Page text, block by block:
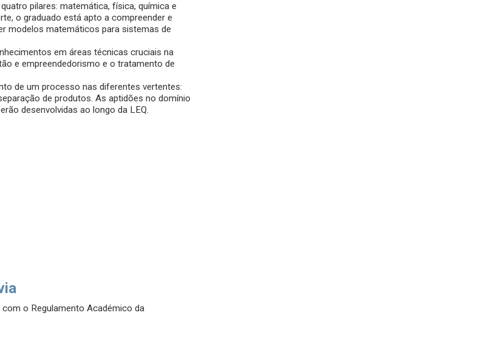
pilares: matemática, física, química e
o graduado está apto a compreender e
modelos matemáticos para sistemas de
em áreas técnicas cruciais na
e empreendedorismo e o tratamento de
de um processo nas diferentes vertentes:
de produtos. As aptidões no domínio
desenvolvidas ao longo da LEQ.
o Regulamento Académico da